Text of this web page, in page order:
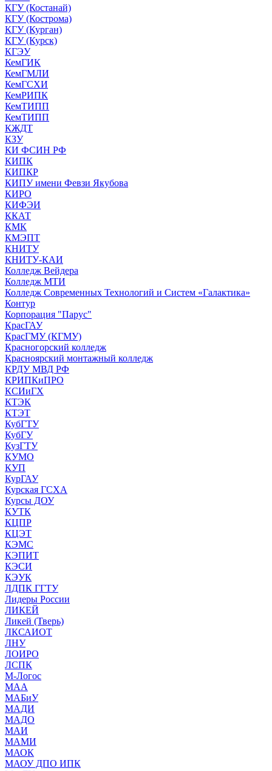
КГУ (Костанай)
КГУ (Кострома)
КГУ (Курган)
КГУ (Курск)
КГЭУ
КемГИК
КемГМЛИ
КемГСХИ
КемРИПК
КемТИПП
КемТИПП
КЖДТ
КЗУ
КИ ФСИН РФ
КИПК
КИПКР
КИПУ имени Февзи Якубова
КИРО
КИФЭИ
ККАТ
КМК
КМЭПТ
КНИТУ
КНИТУ-КАИ
Колледж Вейдера
Колледж МТИ
Колледж Современных Технологий и Систем «Галактика»
Контур
Корпорация "Парус"
КрасГАУ
КрасГМУ (КГМУ)
Красногорский колледж
Красноярский монтажный колледж
КРДУ МВД РФ
КРИПКиПРО
КСИиГХ
КТЭК
КТЭТ
КубГТУ
КубГУ
КузГТУ
КУМО
КУП
КурГАУ
Курская ГСХА
Курсы ДОУ
КУТК
КЦПР
КЦЭТ
КЭМС
КЭПИТ
КЭСИ
КЭУК
ЛДПК ГГТУ
Лидеры России
ЛИКЕЙ
Ликей (Тверь)
ЛКСАИОТ
ЛНУ
ЛОИРО
ЛСПК
М-Логос
МАА
МАБиУ
МАДИ
МАДО
МАИ
МАМИ
МАОК
МАОУ ДПО ИПК